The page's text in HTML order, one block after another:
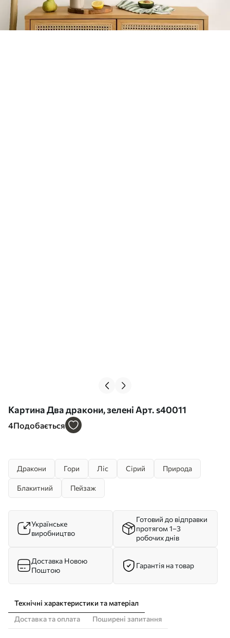
Картина Два дракони, зелені Арт. s40011
4Подобається
Дракони Гори Ліс Сірий Природа
Блакитний Пейзаж
Українське
виробництво
Готовий до відправки
протягом 1–3
робочих днів
Доставка Новою
Поштою
Гарантія на товар
Технічні характеристики та матеріал
Доставка та оплата
Поширені запитання